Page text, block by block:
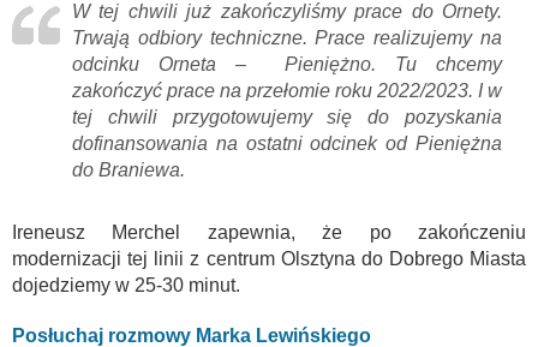
W tej chwili już zakończyliśmy prace do Ornety.
Trwają odbiory techniczne. Prace realizujemy na
odcinku Orneta – Pieniężno. Tu chcemy
zakończyć prace na przełomie roku 2022/2023. I w
tej chwili przygotowujemy się do pozyskania
dofinansowania na ostatni odcinek od Pieniężna
do Braniewa.
Ireneusz Merchel zapewnia, że po zakończeniu
modernizacji tej linii z centrum Olsztyna do Dobrego Miasta
dojedziemy w 25-30 minut.
Posłuchaj rozmowy Marka Lewińskiego